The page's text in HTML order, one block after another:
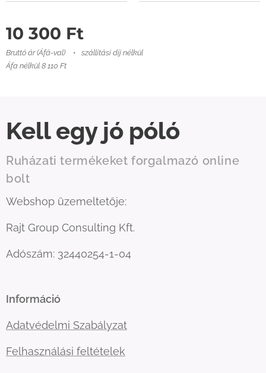
10 300 Ft
Bruttó ár (Áfá-val)
szállítási díj nélkül
Áfa nélkül 8 110 Ft
Kell egy jó póló
Ruházati termékeket forgalmazó online
bolt
Webshop üzemeltetője:
Rajt Group Consulting Kft.
Adószám: 32440254-1-04
Információ
Adatvédelmi Szabályzat
Felhasználási feltételek